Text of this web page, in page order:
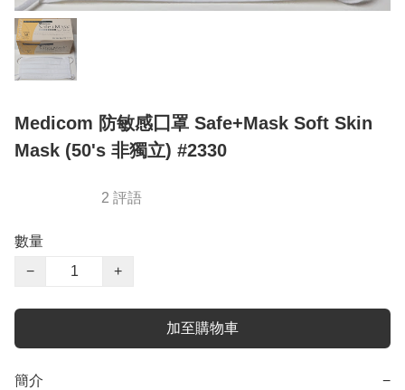
Medicom 防敏感囗罩 Safe+Mask Soft Skin
Mask (50's 非獨立) #2330
2 評語
數量
−
+
加至購物車
簡介 −